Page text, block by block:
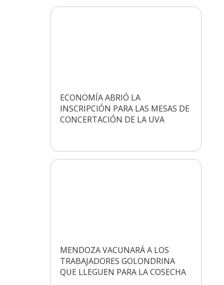
ECONOMÍA ABRIÓ LA
INSCRIPCIÓN PARA LAS MESAS DE
CONCERTACIÓN DE LA UVA
MENDOZA VACUNARÁ A LOS
TRABAJADORES GOLONDRINA
QUE LLEGUEN PARA LA COSECHA